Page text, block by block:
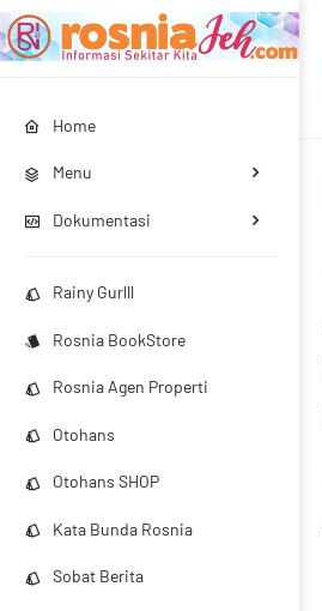
Home
Menu
Dokumentasi
Rainy Gurlll
Rosnia BookStore
Rosnia Agen Properti
Otohans
Otohans SHOP
Kata Bunda Rosnia
Sobat Berita